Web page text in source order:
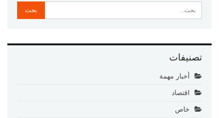
تصنيفات
أخبار مهمة
اقتصاد
خاص